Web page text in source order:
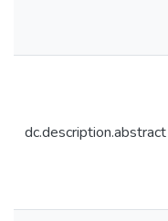
dc.description.abstract